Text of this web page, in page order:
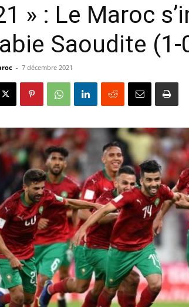
» : Le Maroc
Saoudite (1-
- 7 décembre 2021